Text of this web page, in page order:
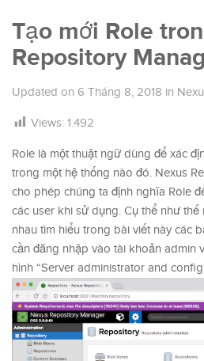
Tạo mới Role
Repository
Updated on 6 Tháng 8, 2018 in
Views: 1.492
Role là một thuật ngữ dùng để xác
trong một hệ thống nào đó. Nexus
cho phép chúng ta định nghĩa Role
các user khi sử dụng. Cụ thể như thế
nhau tìm hiểu trong bài viết này các
cần đăng nhập vào tài khoản admin
hình “Server administrator and